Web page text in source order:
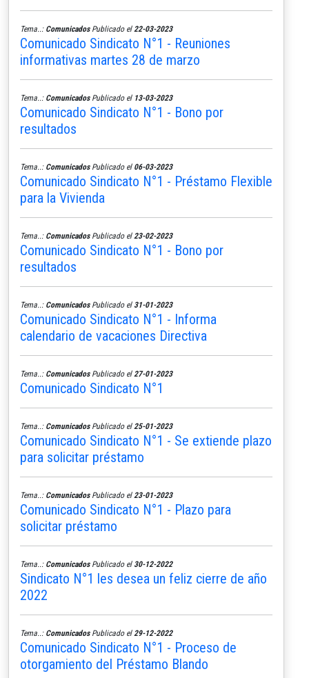
Tema..: ComunicadosPublicado el 22-03-2023
Comunicado Sindicato N°1 - Reuniones
informativas martes 28 de marzo
Tema..: ComunicadosPublicado el 13-03-2023
Comunicado Sindicato N°1 - Bono por
resultados
Tema..: ComunicadosPublicado el 06-03-2023
Comunicado Sindicato N°1 - Préstamo Flexible
para la Vivienda
Tema..: ComunicadosPublicado el 23-02-2023
Comunicado Sindicato N°1 - Bono por
resultados
Tema..: ComunicadosPublicado el 31-01-2023
Comunicado Sindicato N°1 - Informa
calendario de vacaciones Directiva
Tema..: ComunicadosPublicado el 27-01-2023
Comunicado Sindicato N°1
Tema..: ComunicadosPublicado el 25-01-2023
Comunicado Sindicato N°1 - Se extiende plazo
para solicitar préstamo
Tema..: ComunicadosPublicado el 23-01-2023
Comunicado Sindicato N°1 - Plazo para
solicitar préstamo
Tema..: ComunicadosPublicado el 30-12-2022
Sindicato N°1 les desea un feliz cierre de año
2022
Tema..: ComunicadosPublicado el 29-12-2022
Comunicado Sindicato N°1 - Proceso de
otorgamiento del Préstamo Blando